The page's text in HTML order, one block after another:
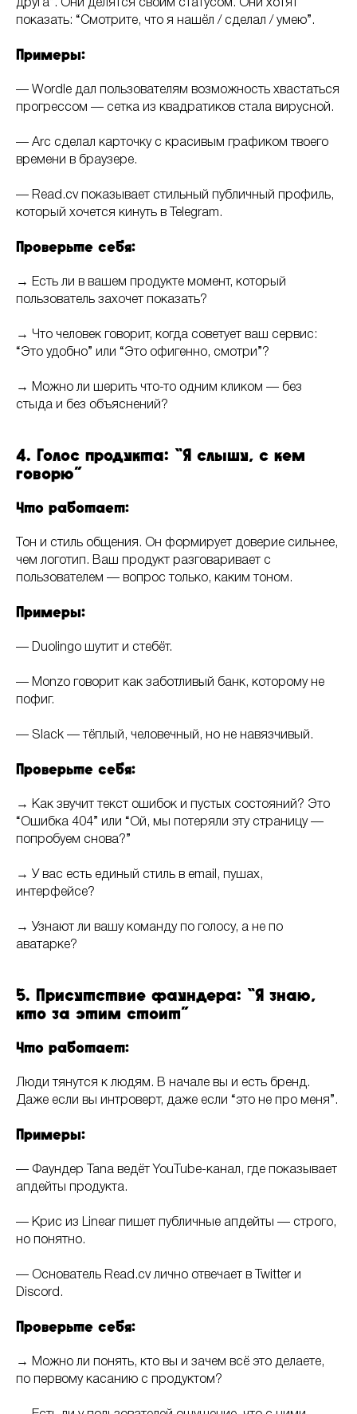
друга”. Они делятся своим статусом. Они хотят
показать: “Смотрите, что я нашёл / сделал / умею”.
Примеры:
— Wordle дал пользователям возможность хвастаться
прогрессом — сетка из квадратиков стала вирусной.
— Arc сделал карточку с красивым графиком твоего
времени в браузере.
— Read.cv показывает стильный публичный профиль,
который хочется кинуть в Telegram.
Проверьте себя:
→ Есть ли в вашем продукте момент, который
пользователь захочет показать?
→ Что человек говорит, когда советует ваш сервис:
“Это удобно” или “Это офигенно, смотри”?
→ Можно ли шерить что-то одним кликом — без
стыда и без объяснений?
4. Голос продукта: “Я слышу, с кем
говорю”
Что работает:
Тон и стиль общения. Он формирует доверие сильнее,
чем логотип. Ваш продукт разговаривает с
пользователем — вопрос только, каким тоном.
Примеры:
— Duolingo шутит и стебёт.
— Monzo говорит как заботливый банк, которому не
пофиг.
— Slack — тёплый, человечный, но не навязчивый.
Проверьте себя:
→ Как звучит текст ошибок и пустых состояний? Это
“Ошибка 404” или “Ой, мы потеряли эту страницу —
попробуем снова?”
→ У вас есть единый стиль в email, пушах,
интерфейсе?
→ Узнают ли вашу команду по голосу, а не по
аватарке?
5. Присутствие фаундера: “Я знаю,
кто за этим стоит”
Что работает:
Люди тянутся к людям. В начале вы и есть бренд.
Даже если вы интроверт, даже если “это не про меня”.
Примеры:
— Фаундер Tana ведёт YouTube-канал, где показывает
апдейты продукта.
— Крис из Linear пишет публичные апдейты — строго,
но понятно.
— Основатель Read.cv лично отвечает в Twitter и
Discord.
Проверьте себя:
→ Можно ли понять, кто вы и зачем всё это делаете,
по первому касанию с продуктом?